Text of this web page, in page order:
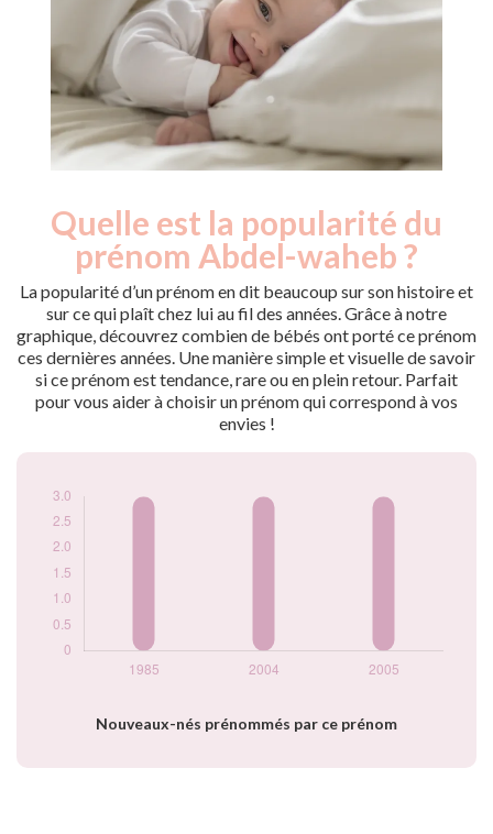
Quelle est la popularité du
prénom Abdel-waheb ?
La popularité d’un prénom en dit beaucoup sur son histoire et
sur ce qui plaît chez lui au fil des années. Grâce à notre
graphique, découvrez combien de bébés ont porté ce prénom
ces dernières années. Une manière simple et visuelle de savoir
si ce prénom est tendance, rare ou en plein retour. Parfait
pour vous aider à choisir un prénom qui correspond à vos
envies !
Nouveaux-nés prénommés par ce prénom
Popularité du
prénom Abdel-
waheb par année
Année
Nouveaux-
nés
2004
3
2005
3